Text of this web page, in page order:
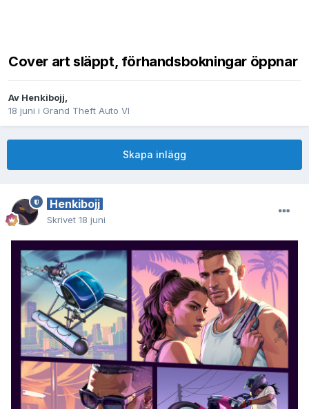
Cover art släppt, förhandsbokningar öppnar
Av Henkibojj,
18 juni i Grand Theft Auto VI
Skapa inlägg
Henkibojj
Skrivet 18 juni